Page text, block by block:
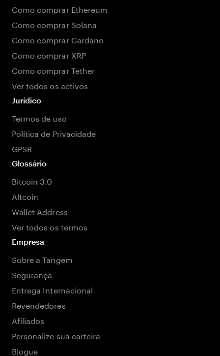
Como comprar Ethereum
Como comprar Solana
Como comprar Cardano
Como comprar XRP
Como comprar Tether
Ver todos os activos
Jurídico
Termos de uso
Política de Privacidade
GPSR
Glossário
Bitcoin 3.0
Altcoin
Wallet Address
Ver todos os termos
Empresa
Sobre a Tangem
Segurança
Entrega Internacional
Revendedores
Afiliados
Personalize sua carteira
Blogue